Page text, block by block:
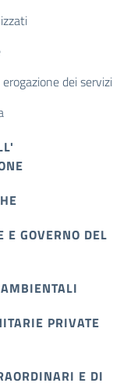
dei servizi
GOVERNO DEL
PRIVATE
E DI